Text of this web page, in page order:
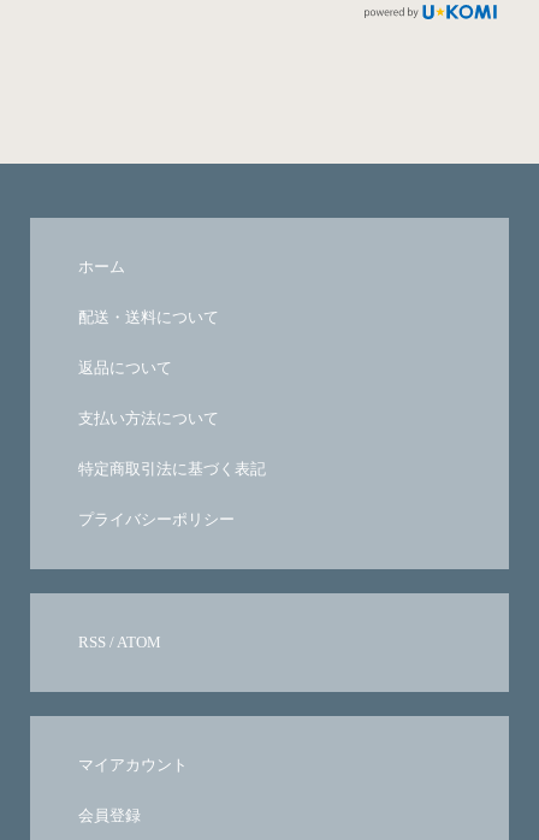
ホーム
配送・送料について
返品について
支払い方法について
特定商取引法に基づく表記
プライバシーポリシー
RSS /ATOM
マイアカウント
会員登録